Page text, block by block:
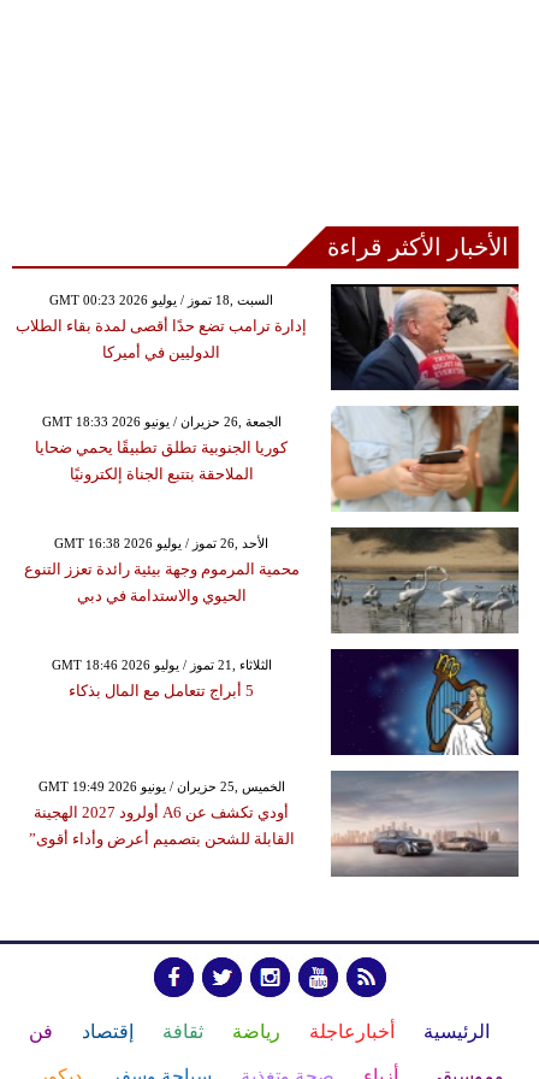
الأخبار الأكثر قراءة
GMT 00:23 2026 السبت ,18 تموز / يوليو
إدارة ترامب تضع حدًا أقصى لمدة بقاء الطلاب
الدوليين في أميركا
GMT 18:33 2026 الجمعة ,26 حزيران / يونيو
كوريا الجنوبية تطلق تطبيقًا يحمي ضحايا
الملاحقة بتتبع الجناة إلكترونيًا
GMT 16:38 2026 الأحد ,26 تموز / يوليو
محمية المرموم وجهة بيئية رائدة تعزز التنوع
الحيوي والاستدامة في دبي
GMT 18:46 2026 الثلاثاء ,21 تموز / يوليو
5 أبراج تتعامل مع المال بذكاء
GMT 19:49 2026 الخميس ,25 حزيران / يونيو
أودي تكشف عن A6 أولرود 2027 الهجينة
القابلة للشحن بتصميم أعرض وأداء أقوى”
الرئيسية أخبارعاجلة رياضة ثقافة إقتصاد فن